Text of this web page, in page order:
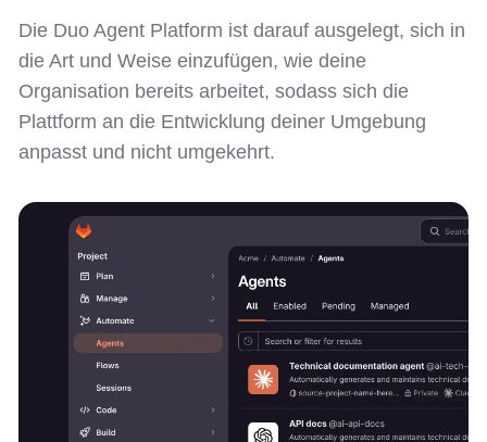
Die Duo Agent Platform ist darauf ausgelegt, sich in
die Art und Weise einzufügen, wie deine
Organisation bereits arbeitet, sodass sich die
Plattform an die Entwicklung deiner Umgebung
anpasst und nicht umgekehrt.